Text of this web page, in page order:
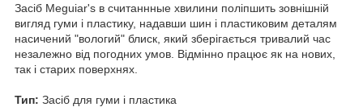
Засіб Meguiar's в считаннные хвилини поліпшить зовнішній
вигляд гуми і пластику, надавши шин і пластиковим деталям
насичений "вологий" блиск, який зберігається тривалий час
незалежно від погодних умов. Відмінно працює як на нових,
так і старих поверхнях.
Тип: Засіб для гуми і пластика